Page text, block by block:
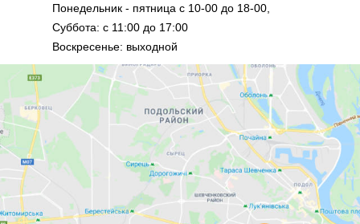
Понедельник - пятница с 10-00 до 18-00,
Суббота: с 11:00 до 17:00
Воскресенье: выходной